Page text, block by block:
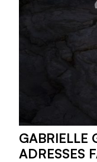
GABRIELLE
ADRESSES